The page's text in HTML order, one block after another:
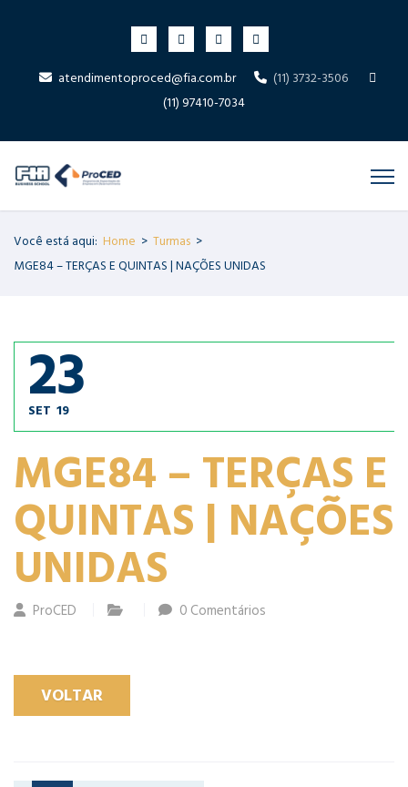
atendimentoproced@fia.com.br
(11) 3732-3506
(11) 97410-7034
Você está aqui: Home > Turmas >
MGE84 – TERÇAS E QUINTAS | NAÇÕES UNIDAS
23
SET 19
MGE84 – TERÇAS E
QUINTAS | NAÇÕES
UNIDAS
ProCED 0 Comentários
VOLTAR